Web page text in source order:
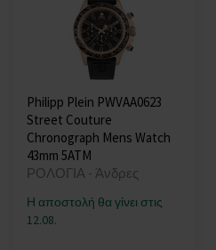
Philipp Plein PWVAA0623
Street Couture
Chronograph Mens Watch
43mm 5ATM
ΡΟΛΟΓΙΑ - Άνδρες
Η αποστολή θα γίνει στις
12.08.